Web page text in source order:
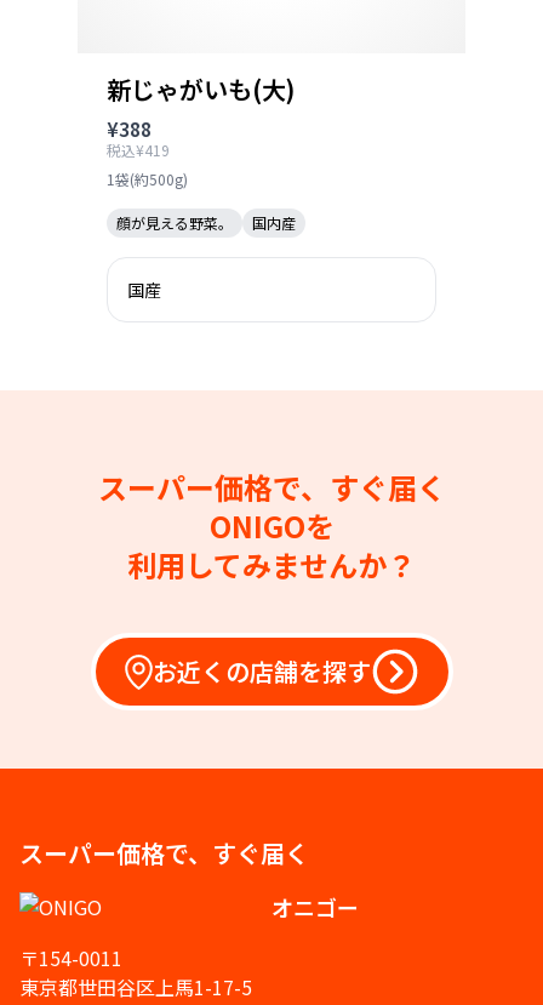
新じゃがいも(大)
¥388
税込¥419
1袋(約500g)
顔が見える野菜。 国内産
国産
スーパー価格で、すぐ届く
ONIGOを
利用してみませんか？
お近くの店舗を探す
スーパー価格で、すぐ届く
オニゴー
〒154-0011
東京都世田谷区上馬1-17-5